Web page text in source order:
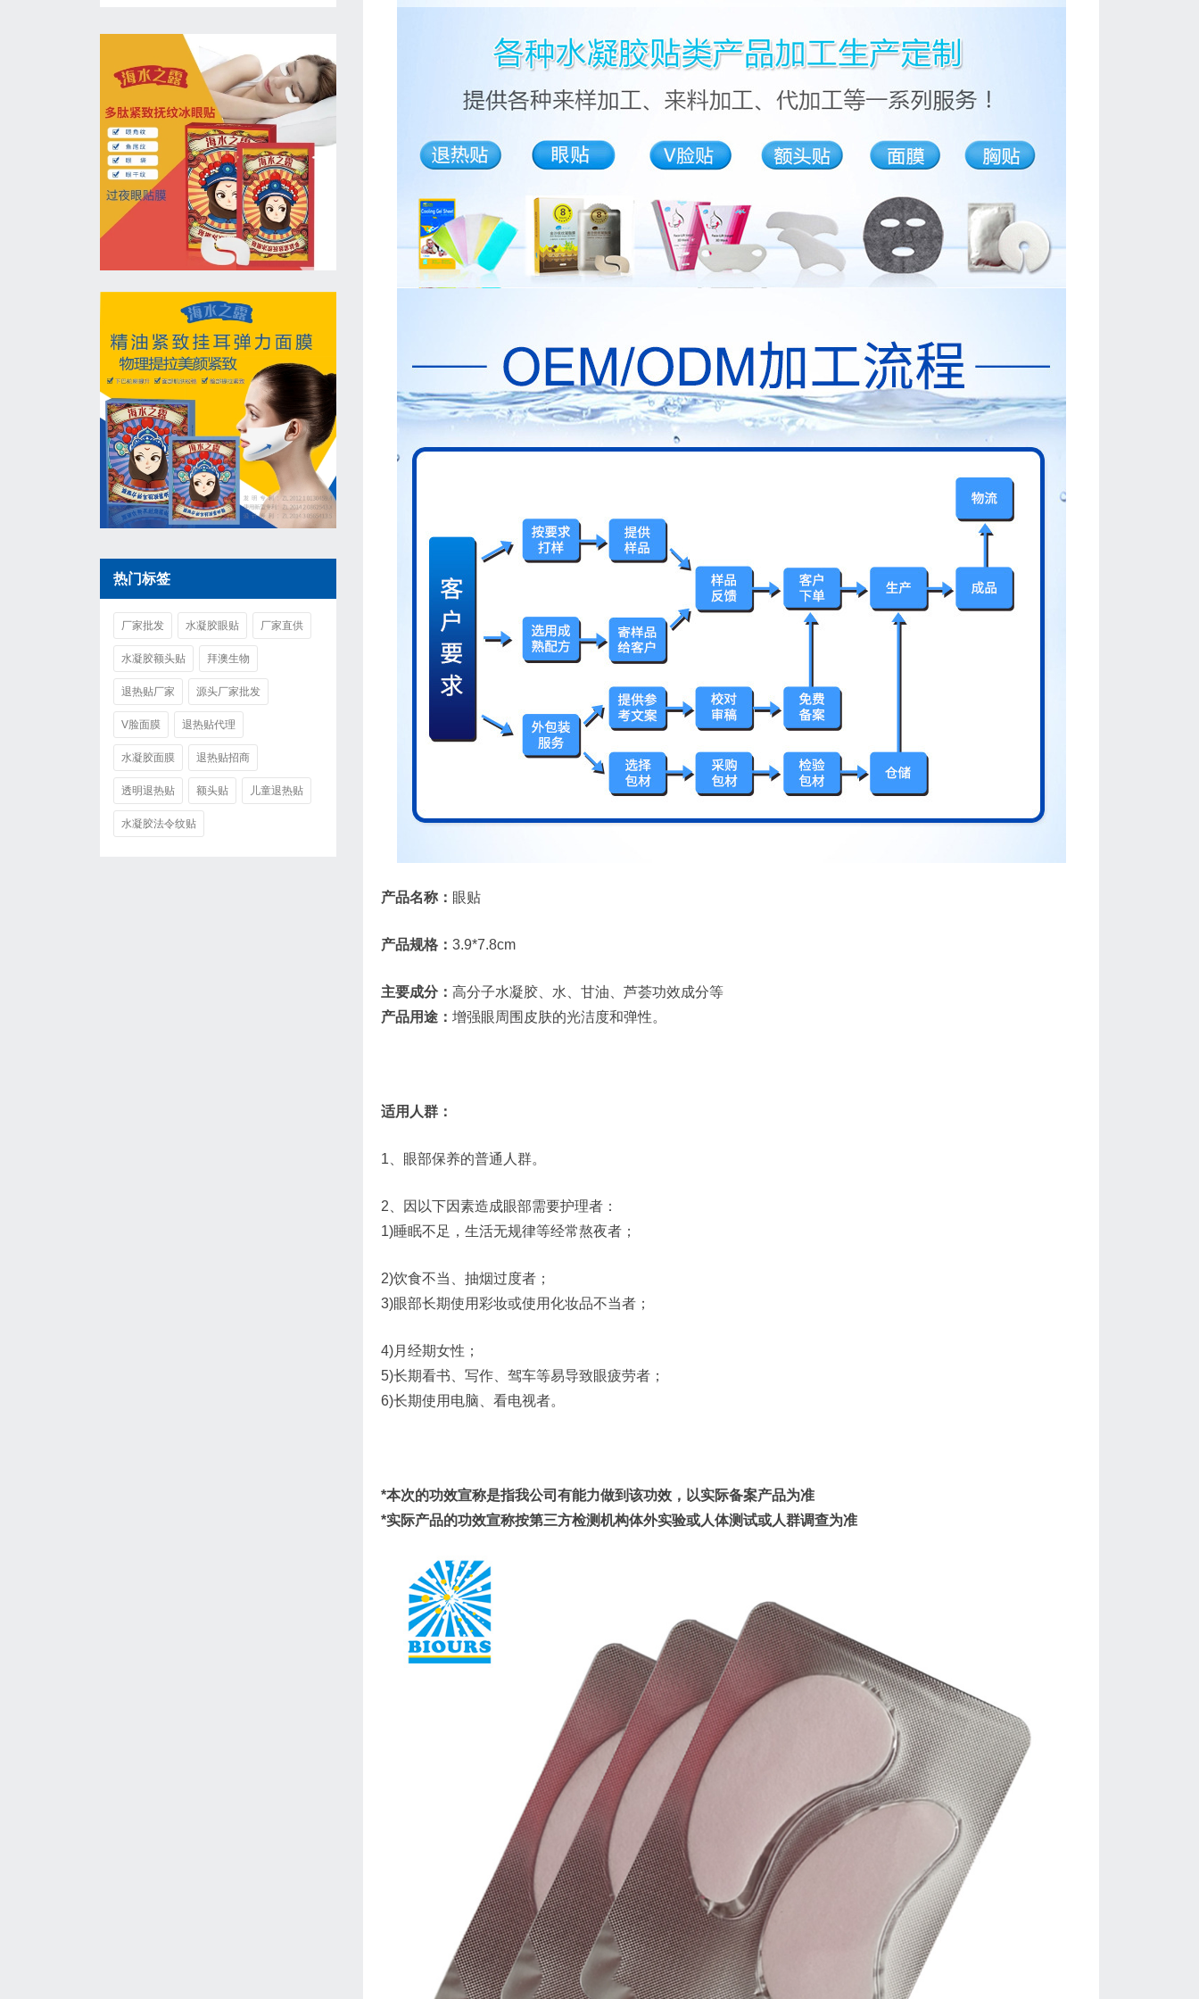
产品名称： 眼贴
产品规格： 3.9*7.8cm
主要成分： 高分子水凝胶、水、甘油、芦荟功效成分等
产品用途： 增强眼周围皮肤的光洁度和弹性。
适用人群：
1、眼部保养的普通人群。
2、因以下因素造成眼部需要护理者：
1)睡眠不足，生活无规律等经常熬夜者；
2)饮食不当、抽烟过度者；
3)眼部长期使用彩妆或使用化妆品不当者；
4)月经期女性；
5)长期看书、写作、驾车等易导致眼疲劳者；
6)长期使用电脑、看电视者。
*本次的功效宣称是指我公司有能力做到该功效，以实际备案产品为准
*实际产品的功效宣称按第三方检测机构体外实验或人体测试或人群调查为准
热门标签
厂家批发 水凝胶眼贴 厂家直供
水凝胶额头贴 拜澳生物
退热贴厂家 源头厂家批发
V脸面膜 退热贴代理
水凝胶面膜 退热贴招商
透明退热贴 额头贴 儿童退热贴
水凝胶法令纹贴